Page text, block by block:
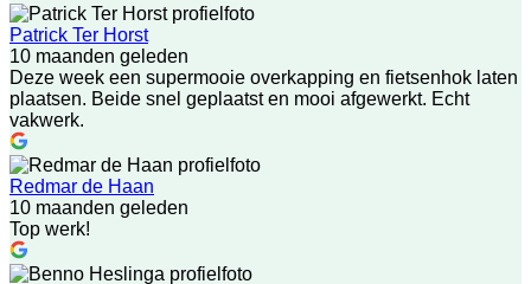
Patrick Ter Horst
10 maanden geleden
Deze week een supermooie overkapping en fietsenhok laten
plaatsen. Beide snel geplaatst en mooi afgewerkt. Echt
vakwerk.
Redmar de Haan
10 maanden geleden
Top werk!